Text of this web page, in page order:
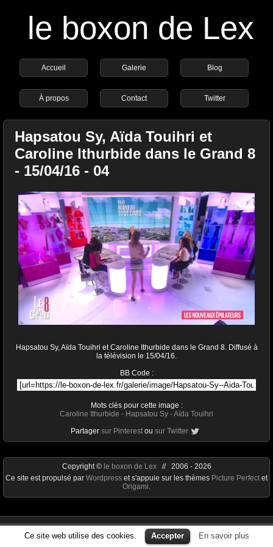
le boxon de Lex
Accueil Galerie Blog
À propos Contact Twitter
Hapsatou Sy, Aïda Touihri et
Caroline Ithurbide dans le Grand 8
- 15/04/16 - 04
Hapsatou Sy, Aïda Touihri et Caroline Ithurbide dans le Grand 8. Diffusé à
la télévision le 15/04/16.
BB Code :
Mots clés pour cette image :
Caroline Ithurbide - Hapsatou Sy -Aïda Touihri
Partager sur Pinterest ou sur Twitter
Ce site web utilise des cookies. Accepter En savoir plus
Copyright © le boxon de Lex// 2006 - 2026
Ce site est propulsé par Wordpress et s'appuie sur les thèmes Picture Perfect et
Origami.